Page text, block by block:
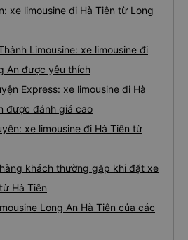
xe limousine đi Hà Tiên từ Long
Limousine: xe limousine đi
An được yêu thích
Express: xe limousine đi Hà
được đánh giá cao
xe limousine đi Hà Tiên từ
khách thường gặp khi đặt xe
Hà Tiên
Long An Hà Tiên của các